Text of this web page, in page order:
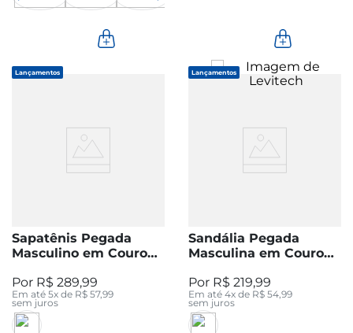
Lançamentos
Sapatênis Pegada
Masculino em Couro
R$ 289,99
Em até 5x de R$ 57,99
sem juros
Lançamentos
Sandália Pegada
Masculina em Couro
R$ 219,99
Em até 4x de R$ 54,99
sem juros